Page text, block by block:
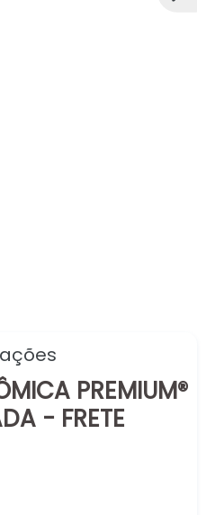
PREMIUM®
- FRETE